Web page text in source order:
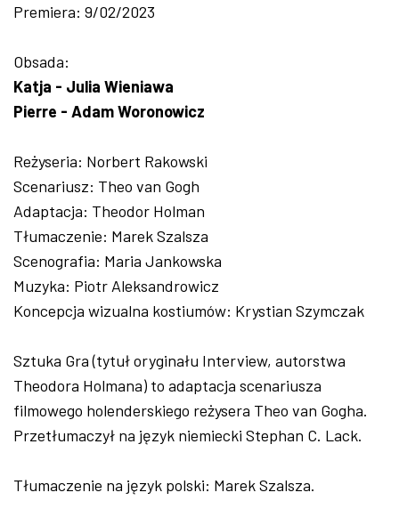
Premiera: 9/02/2023
Obsada:
Katja - Julia Wieniawa
Pierre - Adam Woronowicz
Reżyseria: Norbert Rakowski
Scenariusz: Theo van Gogh
Adaptacja: Theodor Holman
Tłumaczenie: Marek Szalsza
Scenografia: Maria Jankowska
Muzyka: Piotr Aleksandrowicz
Koncepcja wizualna kostiumów: Krystian Szymczak
Sztuka Gra (tytuł oryginału Interview, autorstwa
Theodora Holmana) to adaptacja scenariusza
filmowego holenderskiego reżysera Theo van Gogha.
Przetłumaczył na język niemiecki Stephan C. Lack.
Tłumaczenie na język polski: Marek Szalsza.